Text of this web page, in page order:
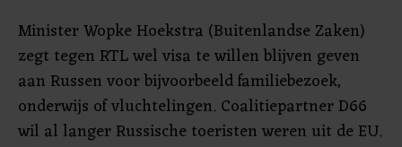
Minister Wopke Hoekstra (Buitenlandse Zaken)
zegt tegen RTL wel visa te willen blijven geven
aan Russen voor bijvoorbeeld familiebezoek,
onderwijs of vluchtelingen. Coalitiepartner D66
wil al langer Russische toeristen weren uit de EU.